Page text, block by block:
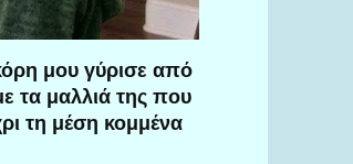
μου γύρισε από
τα μαλλιά της που
τη μέση κομμένα